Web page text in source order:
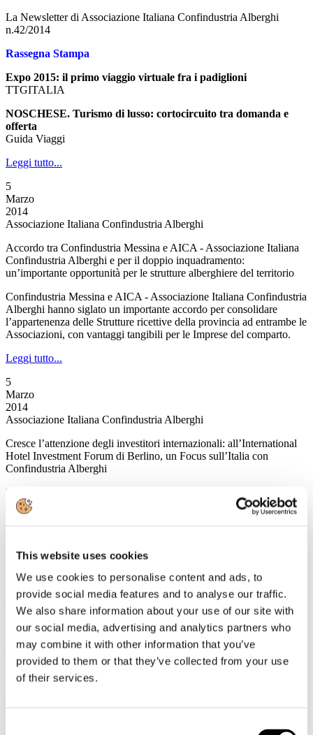
This website uses cookies
We use cookies to personalise content and ads, to
provide social media features and to analyse our traffic.
We also share information about your use of our site with
our social media, advertising and analytics partners who
may combine it with other information that you’ve
provided to them or that they’ve collected from your use
of their services.
La Newsletter di Associazione Italiana Confindustria Alberghi
n.42/2014
Rassegna Stampa
Expo 2015: il primo viaggio virtuale fra i padiglioni
TTGITALIA
NOSCHESE. Turismo di lusso: cortocircuito tra domanda e
offerta
Guida Viaggi
Leggi tutto...
5
Marzo
2014
Associazione Italiana Confindustria Alberghi
Accordo tra Confindustria Messina e AICA - Associazione Italiana
Confindustria Alberghi e per il doppio inquadramento:
un’importante opportunità per le strutture alberghiere del territorio
Confindustria Messina e AICA - Associazione Italiana Confindustria
Alberghi hanno siglato un importante accordo per consolidare
l’appartenenza delle Strutture ricettive della provincia ad entrambe le
Associazioni, con vantaggi tangibili per le Imprese del comparto.
Leggi tutto...
5
Marzo
2014
Associazione Italiana Confindustria Alberghi
Cresce l’attenzione degli investitori internazionali: all’International
Hotel Investment Forum di Berlino, un Focus sull’Italia con
Confindustria Alberghi
“Associazione Italiana Confindustria Alberghi ha scelto quest’anno
di partecipare a Berlino all’International Hotel Investment Forum
IHIF che dedica un Focus all’Italia” dichiara Giorgio Palmucci,
Leggi tutto...
Marzo
2014
Associazione Italiana Confindustria Alberghi
La Newsletter di Associazione Italiana Confindustria Alberghi
n.41/2014
News